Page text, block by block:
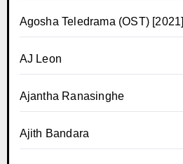
Agosha Teledrama (OST) [2021]
AJ Leon
Ajantha Ranasinghe
Ajith Bandara